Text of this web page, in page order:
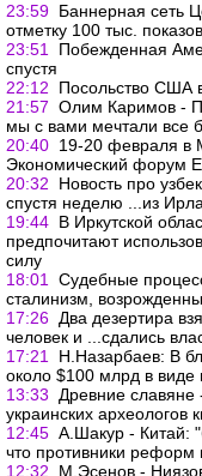
23:59 Баннерная сеть
отметку 100 тыс.
23:51
Побежденная
спустя
22:12
Посольство США
21:57 Олим Каримов -
мы с вами мечтали все
20:40 19-20 февраля в
Экономический форум
20:32
Новость про
спустя неделю ...из
19:44 В Иркутской
предпочитают
силу
18:01
Судебные
сталинизм,
17:26 Два дезертира
человек и ...сдались
17:21
Н.Назарбаев: В
около $100 млрд в виде
13:33
Древние славяне
украинских археологов
12:45 А.Шакур - Китай:
что противники реформ
12:32
М.Эсенов -